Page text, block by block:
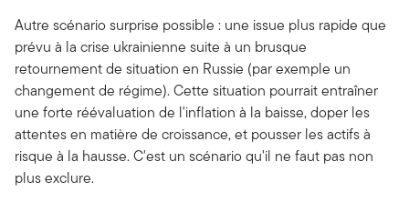
Autre scénario surprise possible : une issue plus rapide que
prévu à la crise ukrainienne suite à un brusque
retournement de situation en Russie (par exemple un
changement de régime). Cette situation pourrait entraîner
une forte réévaluation de l'inflation à la baisse, doper les
attentes en matière de croissance, et pousser les actifs à
risque à la hausse. C'est un scénario qu'il ne faut pas non
plus exclure.